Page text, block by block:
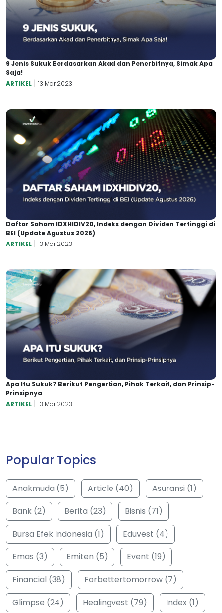
9 Jenis Sukuk Berdasarkan Akad dan Penerbitnya, Simak Apa
Saja!
ARTIKEL | 13 Mar 2023
Daftar Saham IDXHIDIV20, Indeks dengan Dividen Tertinggi di
BEI (Update Agustus 2026)
ARTIKEL | 13 Mar 2023
Apa Itu Sukuk? Berikut Pengertian, Pihak Terkait, dan Prinsip-
Prinsipnya
ARTIKEL | 13 Mar 2023
Popular Topics
Anakmuda (5) Article (40)
Asuransi (1)
Bank (2)
Berita (23)
Bisnis (71)
Bursa Efek Indonesia (1)
Eduvest (4)
Emas (3)
Emiten (5)
Event (19)
Financial (38)
Forbettertomorrow (7)
Glimpse (24)
Healingvest (79)
Index (1)